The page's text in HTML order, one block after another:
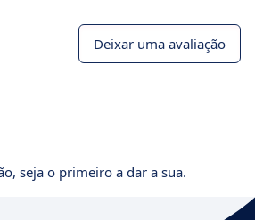
Deixar uma avaliação
seja o primeiro a dar a sua.